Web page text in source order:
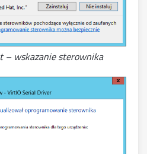
– wskazanie sterownika